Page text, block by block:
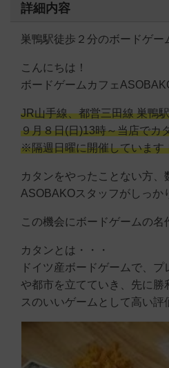
詳細内容
巣鴨駅徒歩２分のボードゲ
こんにちは！
ボードゲームカフェ
JR山手線、都営三田線 巣鴨
９月８日(日)13時～当店でカ
※隔週日曜に開催しています
カタンをやったことない方
ASOBAKOスタッフがしっか
この機会にボードゲームの
カタンとは・・・
ドイツ産ボードゲームで、
や都市を立てていき、先に
スのいいゲームとして高い